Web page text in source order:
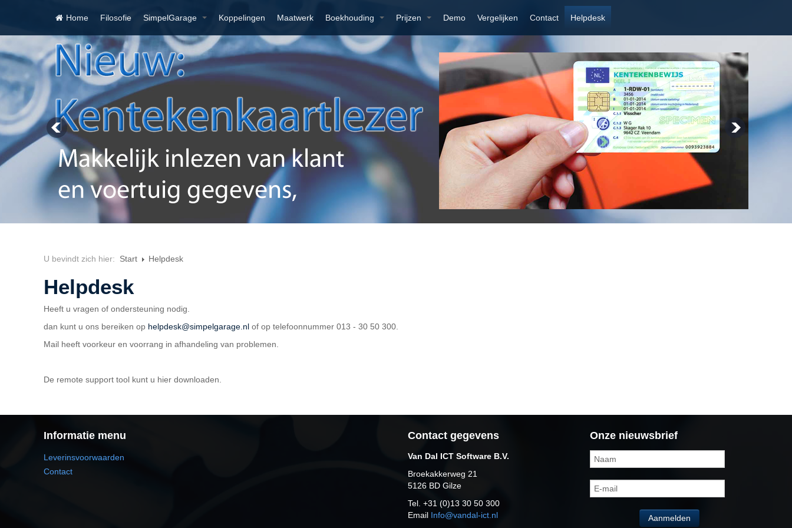
Home Filosofie SimpelGarage Koppelingen Maatwerk Boekhouding Prijzen Demo Vergelijken Contact Helpdesk
U bevindt zich hier: Start Helpdesk
Helpdesk
Heeft u vragen of ondersteuning nodig.
dan kunt u ons bereiken op helpdesk@simpelgarage.nl of op telefoonnummer 013 - 30 50 300.
Mail heeft voorkeur en voorrang in afhandeling van problemen.
De remote support tool kunt u hier downloaden.
Informatie menu
Leverinsvoorwaarden
Contact
Contact gegevens
Van Dal ICT Software B.V.
Broekakkerweg 21
5126 BD Gilze
Tel. +31 (0)13 30 50 300
Email Info@vandal-ict.nl
Onze nieuwsbrief